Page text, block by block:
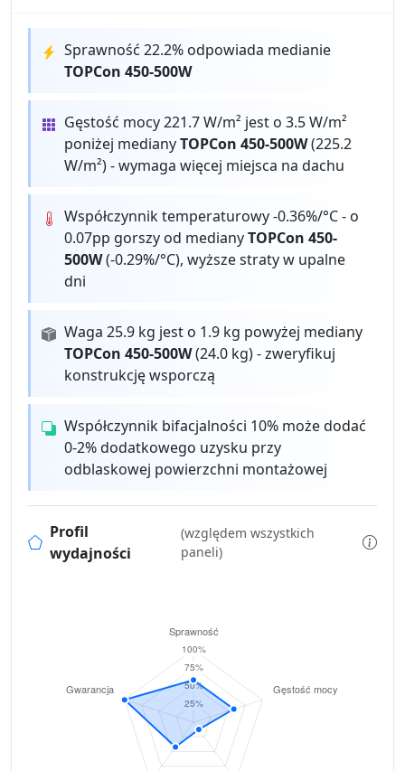
Sprawność 22.2% odpowiada medianie
TOPCon 450-500W
Gęstość mocy 221.7 W/m² jest o 3.5 W/m²
poniżej medianyTOPCon 450-500W(225.2
W/m²) - wymaga więcej miejsca na dachu
Współczynnik temperaturowy -0.36%/°C - o
0.07pp gorszy od medianyTOPCon 450-
500W(-0.29%/°C), wyższe straty w upalne
dni
Waga 25.9 kg jest o 1.9 kg powyżej mediany
TOPCon 450-500W(24.0 kg) - zweryfikuj
konstrukcję wsporczą
Współczynnik bifacjalności 10% może dodać
0-2% dodatkowego uzysku przy
odblaskowej powierzchni montażowej
Profil
wydajności
(względem wszystkich
paneli)